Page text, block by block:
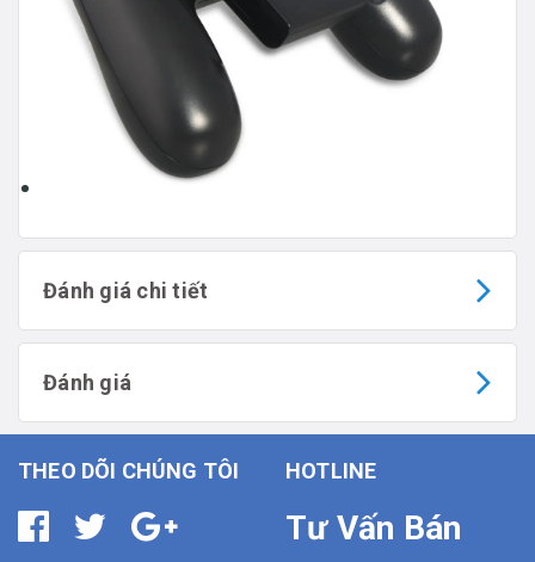
Đánh giá chi tiết
Đánh giá
THEO DÕI CHÚNG TÔI HOTLINE
Tư Vấn Bán